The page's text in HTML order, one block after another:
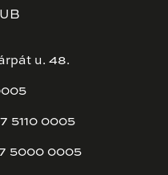
u. 48.
5110 0005
5000 0005